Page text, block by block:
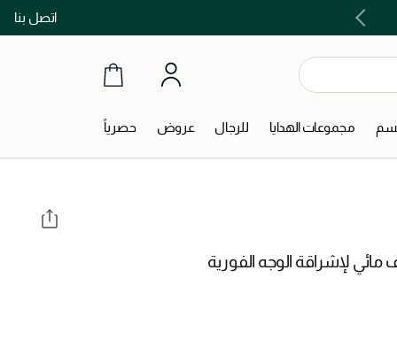
اتصل بنااكتشفوا خدمات الجمال المختارة بعناية
مجموعات الهدايا للرجال عروض حصرياً
لإشراقة الوجه الفورية